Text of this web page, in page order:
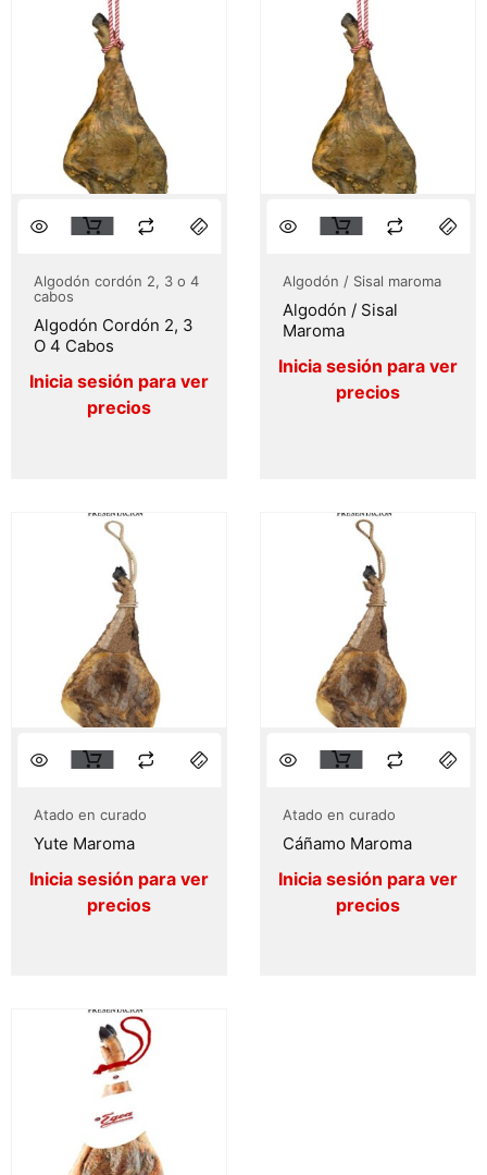
Algodón cordón 2, 3 o 4
cabos
Algodón Cordón 2, 3
O 4 Cabos
Algodón / Sisal maroma
Algodón / Sisal
Maroma
Atado en curado
Yute Maroma
Atado en curado
Cáñamo Maroma